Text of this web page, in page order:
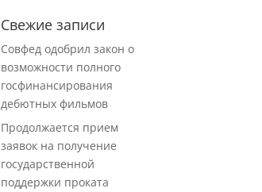
Свежие записи
Совфед одобрил закон о
возможности полного
госфинансирования
дебютных фильмов
Продолжается прием
заявок на получение
государственной
поддержки проката